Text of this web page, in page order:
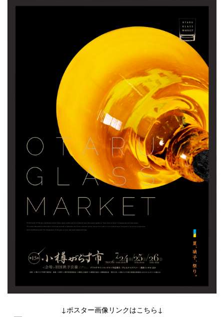
↓ポスター画像リンクはこちら↓